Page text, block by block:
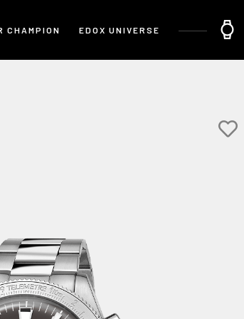
CHAMPION EDOX UNIVERSE